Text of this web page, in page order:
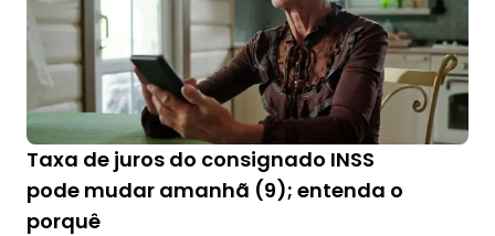
Taxa de juros do consignado INSS
pode mudar amanhã (9); entenda o
porquê